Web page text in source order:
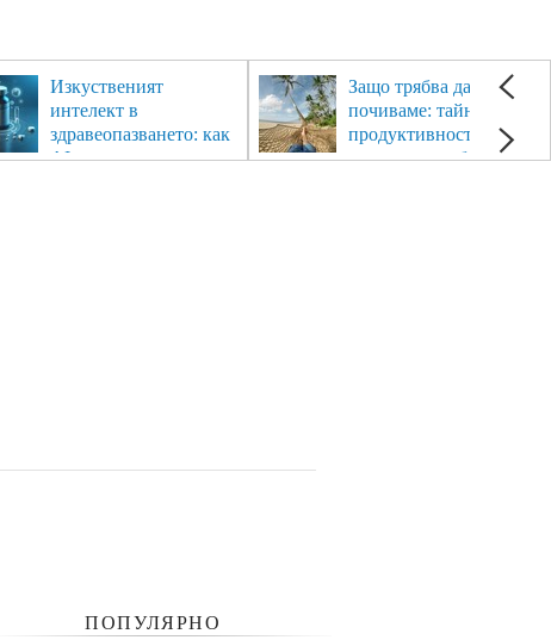
Изкуственият
интелект в
здравеопазването: как
AI променя
Защо трябва да си
почиваме: тайната на
продуктивността,
здравето и добрия
ПОПУЛЯРНО